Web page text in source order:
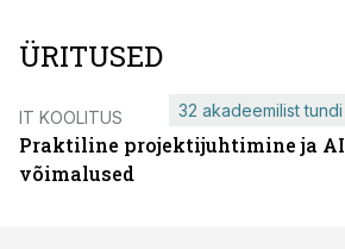
ÜRITUSED
IT KOOLITUS
Praktiline projektijuhtimine ja AI
võimalused
32 akadeemilist tundi